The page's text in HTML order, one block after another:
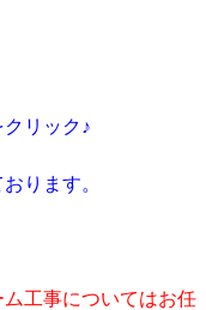
リック♪
ります。
工事についてはお任